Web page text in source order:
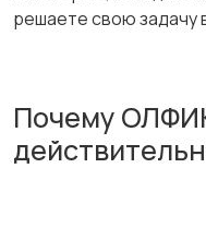
решаете свою задачу
Почему